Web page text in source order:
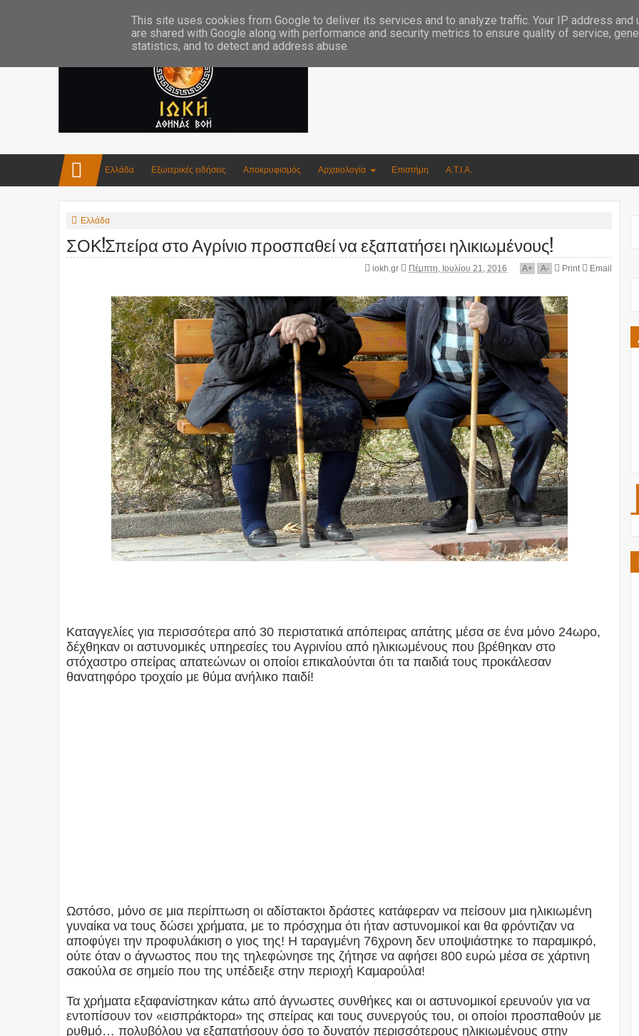
Ελλάδα Εξωτερικές ειδήσεις Αποκρυφισμός Αρχαιολογία Επιστήμη Α.Τ.Ι.Α.
Ελλάδα
ΣΟΚ!Σπείρα στο Αγρίνιο προσπαθεί να εξαπατήσει ηλικιωμένους!
iokh.gr Πέμπτη, Ιουλίου 21, 2016 A+ A- Print Email
Καταγγελίες για περισσότερα από 30 περιστατικά απόπειρας απάτης μέσα σε ένα μόνο 24ωρο,
δέχθηκαν οι αστυνομικές υπηρεσίες του Αγρινίου από ηλικιωμένους που βρέθηκαν στο
στόχαστρο σπείρας απατεώνων οι οποίοι επικαλούνται ότι τα παιδιά τους προκάλεσαν
θανατηφόρο τροχαίο με θύμα ανήλικο παιδί!
Ωστόσο, μόνο σε μια περίπτωση οι αδίστακτοι δράστες κατάφεραν να πείσουν μια ηλικιωμένη
γυναίκα να τους δώσει χρήματα, με το πρόσχημα ότι ήταν αστυνομικοί και θα φρόντιζαν να
αποφύγει την προφυλάκιση ο γιος της! Η ταραγμένη 76χρονη δεν υποψιάστηκε το παραμικρό,
ούτε όταν ο άγνωστος που της τηλεφώνησε της ζήτησε να αφήσει 800 ευρώ μέσα σε χάρτινη
σακούλα σε σημείο που της υπέδειξε στην περιοχή Καμαρούλα!
Τα χρήματα εξαφανίστηκαν κάτω από άγνωστες συνθήκες και οι αστυνομικοί ερευνούν για να
εντοπίσουν τον «εισπράκτορα» της σπείρας και τους συνεργούς του, οι οποίοι προσπαθούν με
ρυθμό… πολυβόλου να εξαπατήσουν όσο το δυνατόν περισσότερους ηλικιωμένους στην
This site uses cookies from Google to deliver its services and to analyze traffic. Your IP address and
are shared with Google along with performance and security metrics to ensure quality of service,
statistics, and to detect and address abuse.